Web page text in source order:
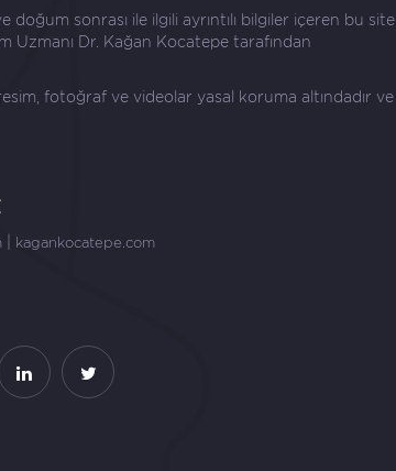
doğum sonrası ile ilgili ayrıntılı bilgiler içeren bu site
Uzmanı Dr. Kağan Kocatepe tarafından
fotoğraf ve videolar yasal koruma altındadır ve
kagankocatepe.com